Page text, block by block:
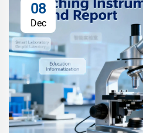
08
Dec